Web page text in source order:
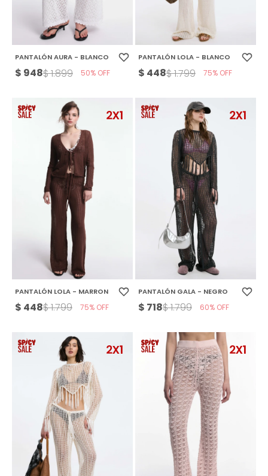
PANTALÓN AURA - BLANCO
$ 948$1.899 50
PANTALÓN LOLA - BLANCO
$ 448$1.799 75
PANTALÓN LOLA - MARRON
$ 448$1.799 75
PANTALÓN GALA - NEGRO
$ 718$1.799 60